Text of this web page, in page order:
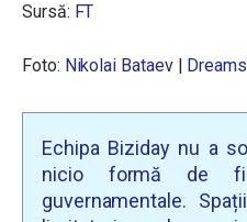
Sursă: FT
Foto: Nikolai Bataev|
Echipa Biziday nu a
nicio formă de
guvernamentale.